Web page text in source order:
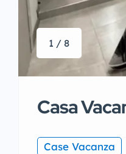
1 / 8
Casa
Case Vacanza